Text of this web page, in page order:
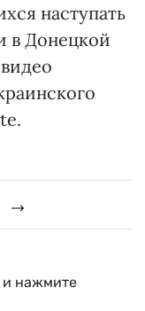
наступать
в Донецкой
и нажмите